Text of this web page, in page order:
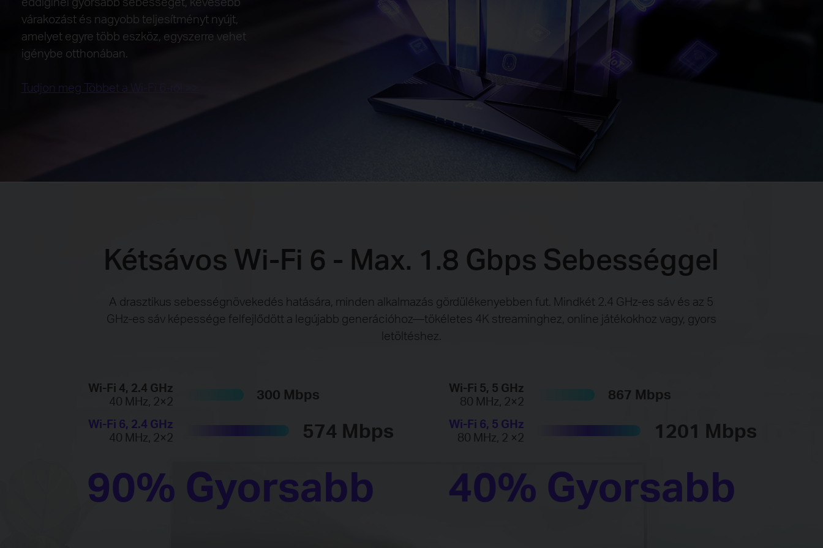
várakozást és nagyobb teljesítményt nyújt,
amelyet egyre több eszköz, egyszerre vehet
igénybe otthonában.
Tudjon meg Többet a Wi-Fi 6-ról >>
Kétsávos Wi-Fi 6 - Max. 1.8 Gbps Sebességgel
A drasztikus sebességnövekedés hatására, minden alkalmazás gördülékenyebben fut. Mindkét 2.4 GHz-es sáv és az 5
GHz-es sáv képessége felfejlődött a legújabb generációhoz—tökéletes 4K streaminghez, online játékokhoz vagy, gyors
letöltéshez.
Wi-Fi 4, 2.4 GHz
40 MHz, 2×2
300 Mbps
Wi-Fi 6, 2.4 GHz
40 MHz, 2×2
574 Mbps
90% Gyorsabb
Wi-Fi 5, 5 GHz
80 MHz, 2×2
867 Mbps
Wi-Fi 6, 5 GHz
80 MHz, 2 ×2
1201 Mbps
40% Gyorsabb